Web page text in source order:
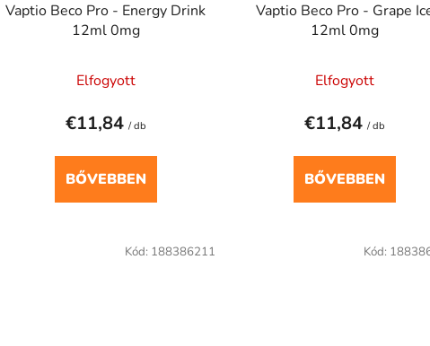
Vaptio Beco Pro - Energy Drink
12ml 0mg
Elfogyott
€11,84 / db
BŐVEBBEN
Vaptio Beco Pro - Grape
12ml 0mg
Elfogyott
€11,84 / db
BŐVEBBEN
Kód: 188386211 Kód: